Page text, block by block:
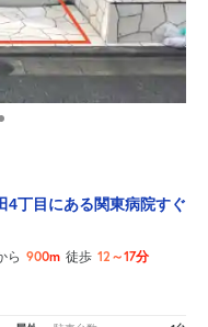
4丁目にある関東病院すぐ
ら 900m 徒歩 12～17分